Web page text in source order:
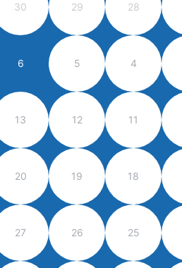
28
29
30
4
5
6
11
12
13
18
19
20
25
26
27